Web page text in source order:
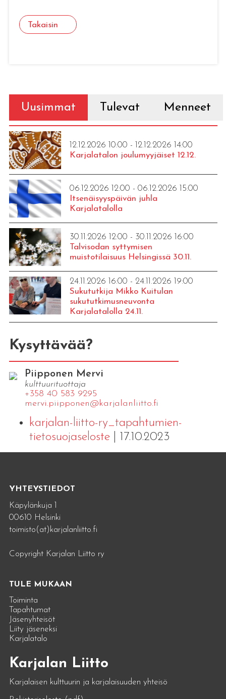
Takaisin
Uusimmat Tulevat Menneet
12.12.2026 10:00 - 12.12.2026 14:00
Karjalatalon joulumyyjäiset 12.12.
06.12.2026 12:00 - 06.12.2026 15:00
Itsenäisyyspäivän juhla
Karjalatalolla
30.11.2026 12:00 - 30.11.2026 16:00
Talvisodan syttymisen
muistotilaisuus Helsingissä 30.11.
24.11.2026 16:00 - 24.11.2026 19:00
Sukututkija Mikko Kuitulan
sukututkimusneuvonta
Karjalatalolla 24.11.
Kysyttävää?
Piipponen Mervi
kulttuurituottaja
+358 40 583 9295
mervi.​piipponen@​kar​jala​nlii​tto.​fi
karjalan-liitto-ry_tapahtumien-
tietosuojaseloste| 17.10.2023
YHTEYSTIEDOT
Käpylänkuja 1
00610 Helsinki
toimisto(at)karjalanliitto.fi
Copyright Karjalan Liitto ry
TULE MUKAAN
Toiminta
Tapahtumat
Jäsenyhteisöt
Liity jäseneksi
Karjalatalo
Karjalan Liitto
Karjalaisen kulttuurin ja karjalaisuuden yhteisö